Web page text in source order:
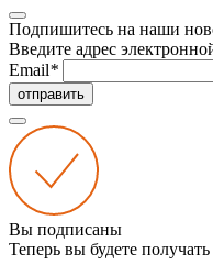
Подпишитесь на наши
Введите адрес
Email*
отправить
Вы подписаны
Теперь вы будете